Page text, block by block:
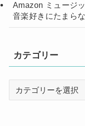
Amazon ミュージ
音楽好きにたまら
カテゴリー